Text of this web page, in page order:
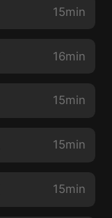
15min
16min
15min
15min
15min